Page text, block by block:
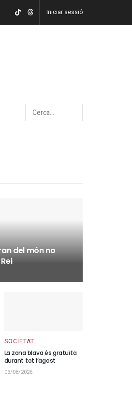
Iniciar sessió
del món no
SOCIETAT
La zona blava és gratuïta
durant tot l’agost
03/08/2026